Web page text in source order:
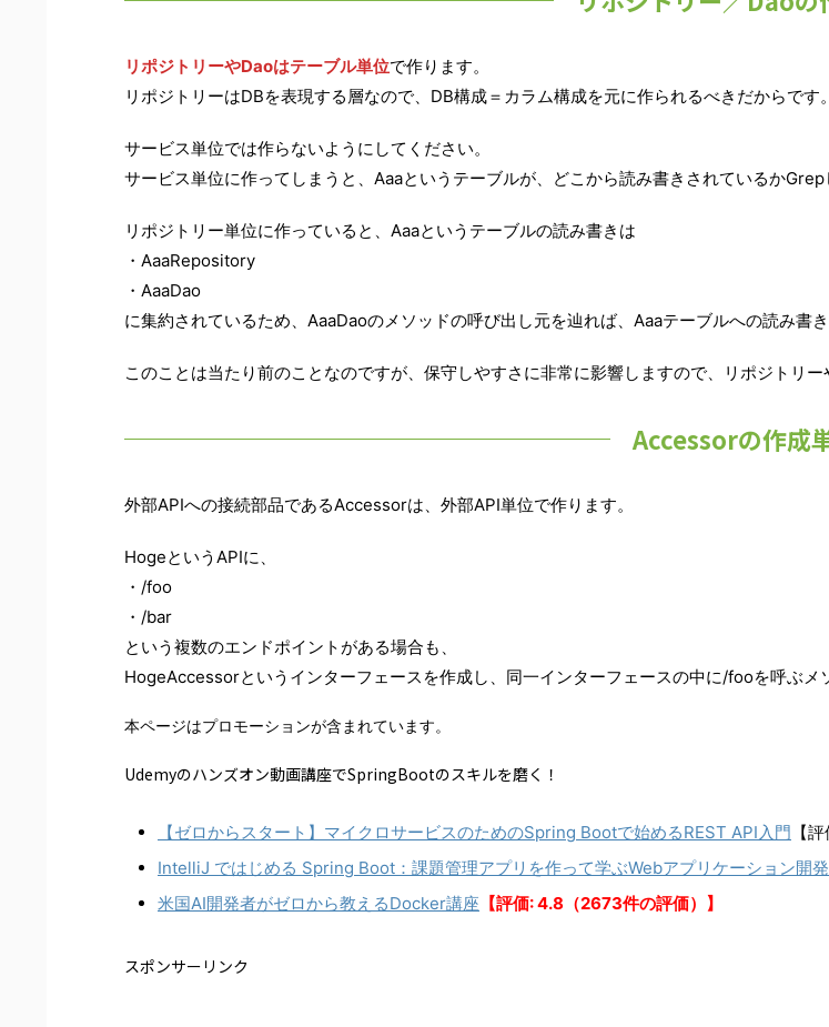
リポジトリーやDaoはテーブル単位で作ります。
リポジトリーはDBを表現する層なので、DB構成＝カラム構成を元に作られるべきだからです。
サービス単位では作らないようにしてください。
サービス単位に作ってしまうと、Aaaというテーブルが、どこから読み書きされているか
リポジトリー単位に作っていると、Aaaというテーブルの読み書きは
・AaaRepository
・AaaDao
に集約されているため、AaaDaoのメソッドの呼び出し元を辿れば、Aaaテーブルへの読み書
このことは当たり前のことなのですが、保守しやすさに非常に影響しますので、リポジトリ
Accessorの作成
外部APIへの接続部品であるAccessorは、外部API単位で作ります。
HogeというAPIに、
・/foo
・/bar
という複数のエンドポイントがある場合も、
HogeAccessorというインターフェースを作成し、同一インターフェースの中に/fooを呼ぶメ
本ページはプロモーションが含まれています。
Udemyのハンズオン動画講座でSpringBootのスキルを磨く！
【ゼロからスタート】マイクロサービスのためのSpring Bootで始めるREST API入門 【
IntelliJ ではじめる Spring Boot：課題管理アプリを作って学ぶWebアプリケーション開
米国AI開発者がゼロから教えるDocker講座 【評価: 4.8（2673件の評価）】
スポンサーリンク